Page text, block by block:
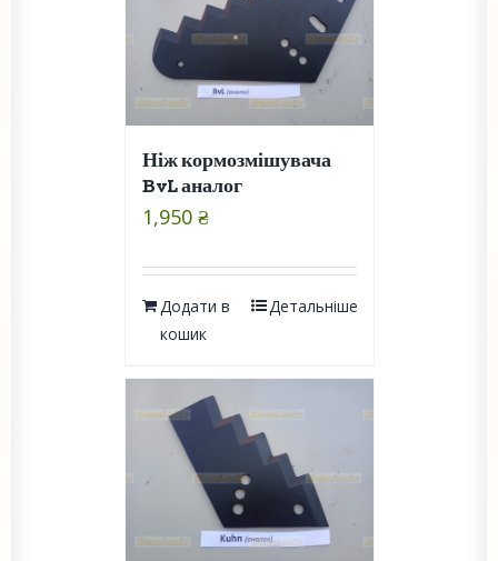
Ніж кормозмішувача
BvL аналог
1,950 ₴
Додати в
кошик
Детальніше